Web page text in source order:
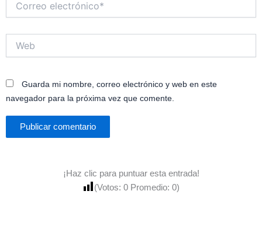
electrónico*
Guarda mi nombre, correo electrónico y web en este
navegador para la próxima vez que comente.
¡Haz clic para puntuar esta entrada!
(Votos: 0 Promedio: 0)